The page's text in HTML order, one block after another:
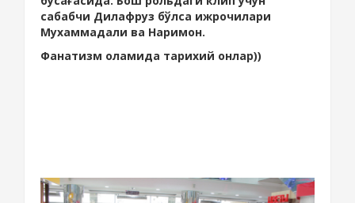
сабабчи Дилафруз бўлса ижрочилари
Мухаммадали ва Наримон.
Фанатизм оламида тарихий онлар))